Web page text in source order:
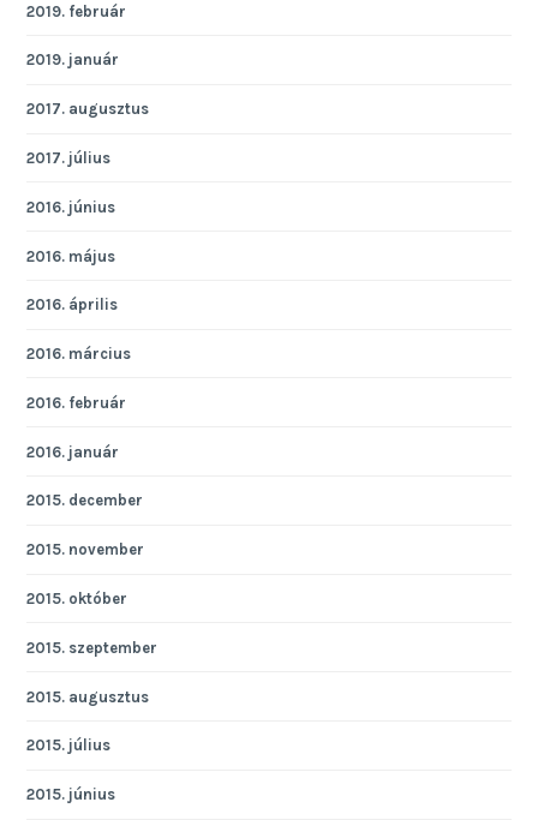
2019. február
2019. január
2017. augusztus
2017. július
2016. június
2016. május
2016. április
2016. március
2016. február
2016. január
2015. december
2015. november
2015. október
2015. szeptember
2015. augusztus
2015. július
2015. június